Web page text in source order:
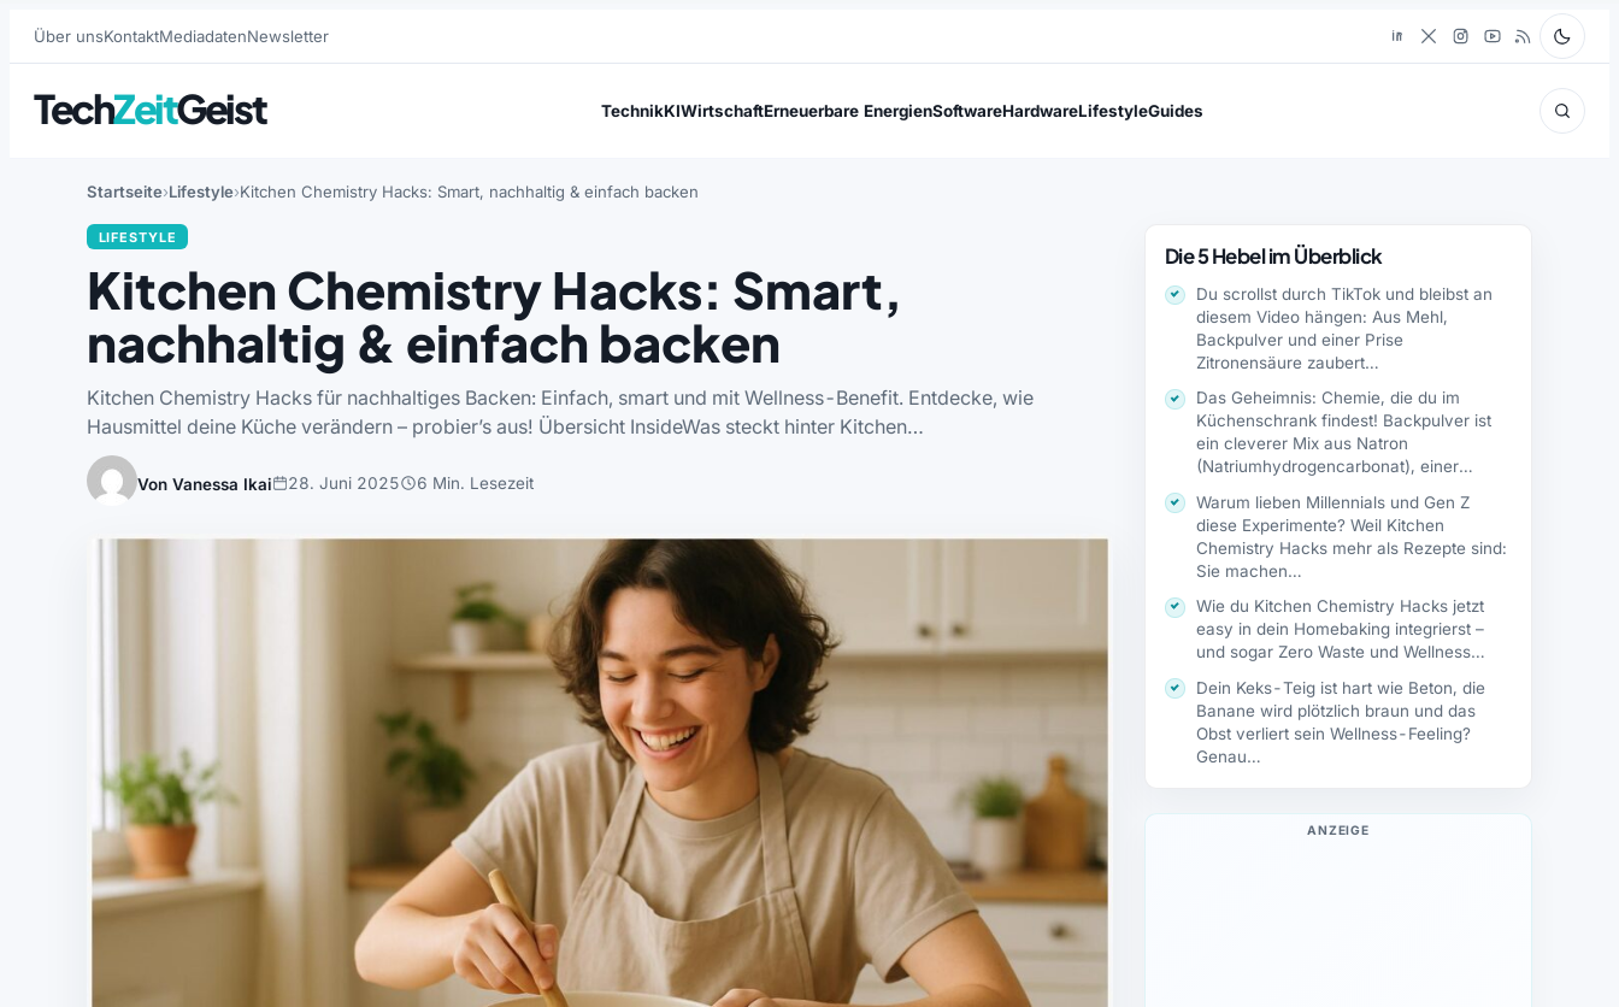
Über unsKontaktMediadatenNewsletter
TechZeitGeist TechnikKIWirtschaftErneuerbare EnergienSoftwareHardwareLifestyleGuides
Startseite Lifestyle Kitchen Chemistry Hacks: Smart, nachhaltig & einfach backen
LIFESTYLE
Kitchen Chemistry Hacks: Smart,
nachhaltig & einfach backen
Kitchen Chemistry Hacks für nachhaltiges Backen: Einfach, smart und mit Wellness-Benefit. Entdecke, wie
Hausmittel deine Küche verändern – probier’s aus! Übersicht InsideWas steckt hinter Kitchen…
Von Vanessa Ikai 28. Juni 2025 6 Min. Lesezeit
Die 5 Hebel im Überblick
Du scrollst durch TikTok und bleibst an
diesem Video hängen: Aus Mehl,
Backpulver und einer Prise
Zitronensäure zaubert…
Das Geheimnis: Chemie, die du im
Küchenschrank findest! Backpulver ist
ein cleverer Mix aus Natron
(Natriumhydrogencarbonat), einer
Warum lieben Millennials und Gen Z
diese Experimente? Weil Kitchen
Chemistry Hacks mehr als Rezepte sind:
Sie machen…
Wie du Kitchen Chemistry Hacks jetzt
easy in dein Homebaking integrierst –
und sogar Zero Waste und Wellness…
Dein Keks-Teig ist hart wie Beton, die
Banane wird plötzlich braun und das
Obst verliert sein Wellness-Feeling?
Genau…
ANZEIGE